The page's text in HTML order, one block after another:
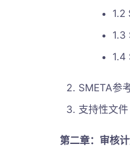
1.2
1.3
1.4
SMETA参
支持性文件
第二章：审核计